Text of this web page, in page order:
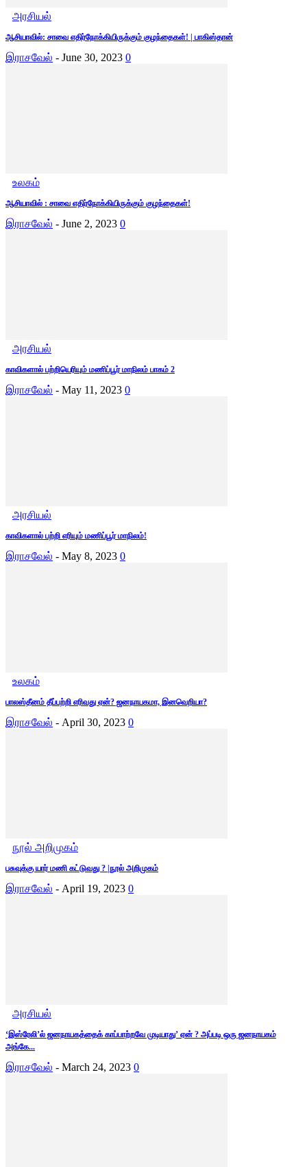
அரசியல்
ஆசியாவில்: சாவை எதிர்நோக்கியிருக்கும் குழந்தைகள்! | பாகிஸ்தான்
இராசவேல் - June 30, 2023 0
உலகம்
ஆசியாவில் : சாவை எதிர்நோக்கியிருக்கும் குழந்தைகள்!
இராசவேல் - June 2, 2023 0
அரசியல்
காவிகளால் பற்றியெரியும் மணிப்பூர் மாநிலம் பாகம் 2
இராசவேல் - May 11, 2023 0
அரசியல்
காவிகளால் பற்றி எரியும் மணிப்பூர் மாநிலம்!
இராசவேல் - May 8, 2023 0
உலகம்
பாலஸ்தீனம் தீப்பற்றி எரிவது ஏன்? ஜனநாயகமா, இனவெறியா?
இராசவேல் - April 30, 2023 0
நூல் அறிமுகம்
பசுவுக்கு யார் மணி கட்டுவது ? |நூல் அறிமுகம்
இராசவேல் - April 19, 2023 0
அரசியல்
‘இஸ்ரேலி’ல் ஜனநாயகத்தைக் காப்பாற்றவே முடியாது’ ஏன் ? அப்படி ஒரு ஜனநாயகம்
அங்கே...
இராசவேல் - March 24, 2023 0